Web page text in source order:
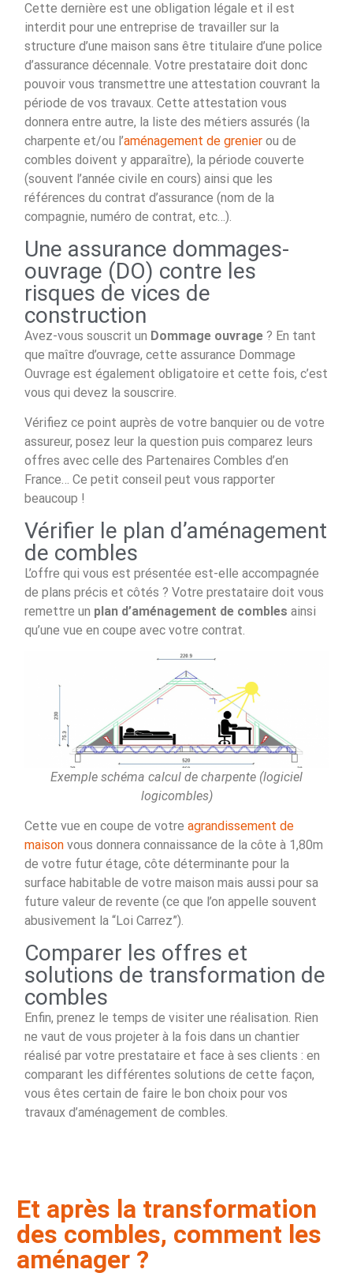
Cette dernière est une obligation légale et il est
interdit pour une entreprise de travailler sur la
structure d’une maison sans être titulaire d’une police
d’assurance décennale. Votre prestataire doit donc
pouvoir vous transmettre une attestation couvrant la
période de vos travaux. Cette attestation vous
donnera entre autre, la liste des métiers assurés (la
charpente et/ou l’aménagement de grenierou de
combles doivent y apparaître), la période couverte
(souvent l’année civile en cours) ainsi que les
références du contrat d’assurance (nom de la
compagnie, numéro de contrat, etc…).
Une assurance dommages-
ouvrage (DO) contre les
risques de vices de
construction
Avez-vous souscrit un Dommage ouvrage? En tant
que maître d’ouvrage, cette assurance Dommage
Ouvrage est également obligatoire et cette fois, c’est
vous qui devez la souscrire.
Vérifiez ce point auprès de votre banquier ou de votre
assureur, posez leur la question puis comparez leurs
offres avec celle des Partenaires Combles d’en
France… Ce petit conseil peut vous rapporter
beaucoup !
Vérifier le plan d’aménagement
de combles
L’offre qui vous est présentée est-elle accompagnée
de plans précis et côtés ? Votre prestataire doit vous
remettre un plan d’aménagement de combles ainsi
qu’une vue en coupe avec votre contrat.
Exemple schéma calcul de charpente (logiciel
logicombles)
Cette vue en coupe de votre agrandissement de
maisonvous donnera connaissance de la côte à 1,80m
de votre futur étage, côte déterminante pour la
surface habitable de votre maison mais aussi pour sa
future valeur de revente (ce que l’on appelle souvent
abusivement la “Loi Carrez”).
Comparer les offres et
solutions de transformation de
combles
Enfin, prenez le temps de visiter une réalisation. Rien
ne vaut de vous projeter à la fois dans un chantier
réalisé par votre prestataire et face à ses clients : en
comparant les différentes solutions de cette façon,
vous êtes certain de faire le bon choix pour vos
travaux d’aménagement de combles.
Et après la transformation
des combles, comment les
aménager ?